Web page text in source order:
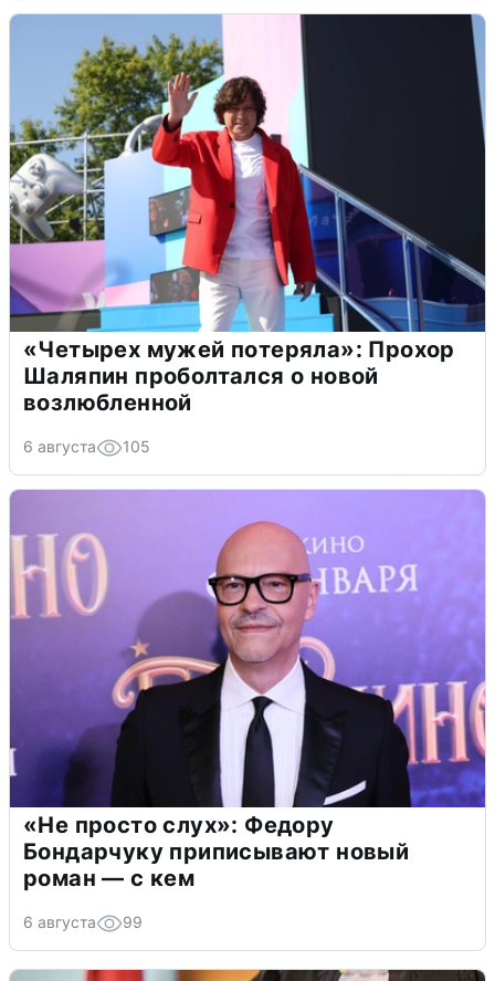
«Четырех мужей потеряла»: Прохор
Шаляпин проболтался о новой
возлюбленной
6 августа 105
«Не просто слух»: Федору
Бондарчуку приписывают новый
роман — с кем
6 августа 99